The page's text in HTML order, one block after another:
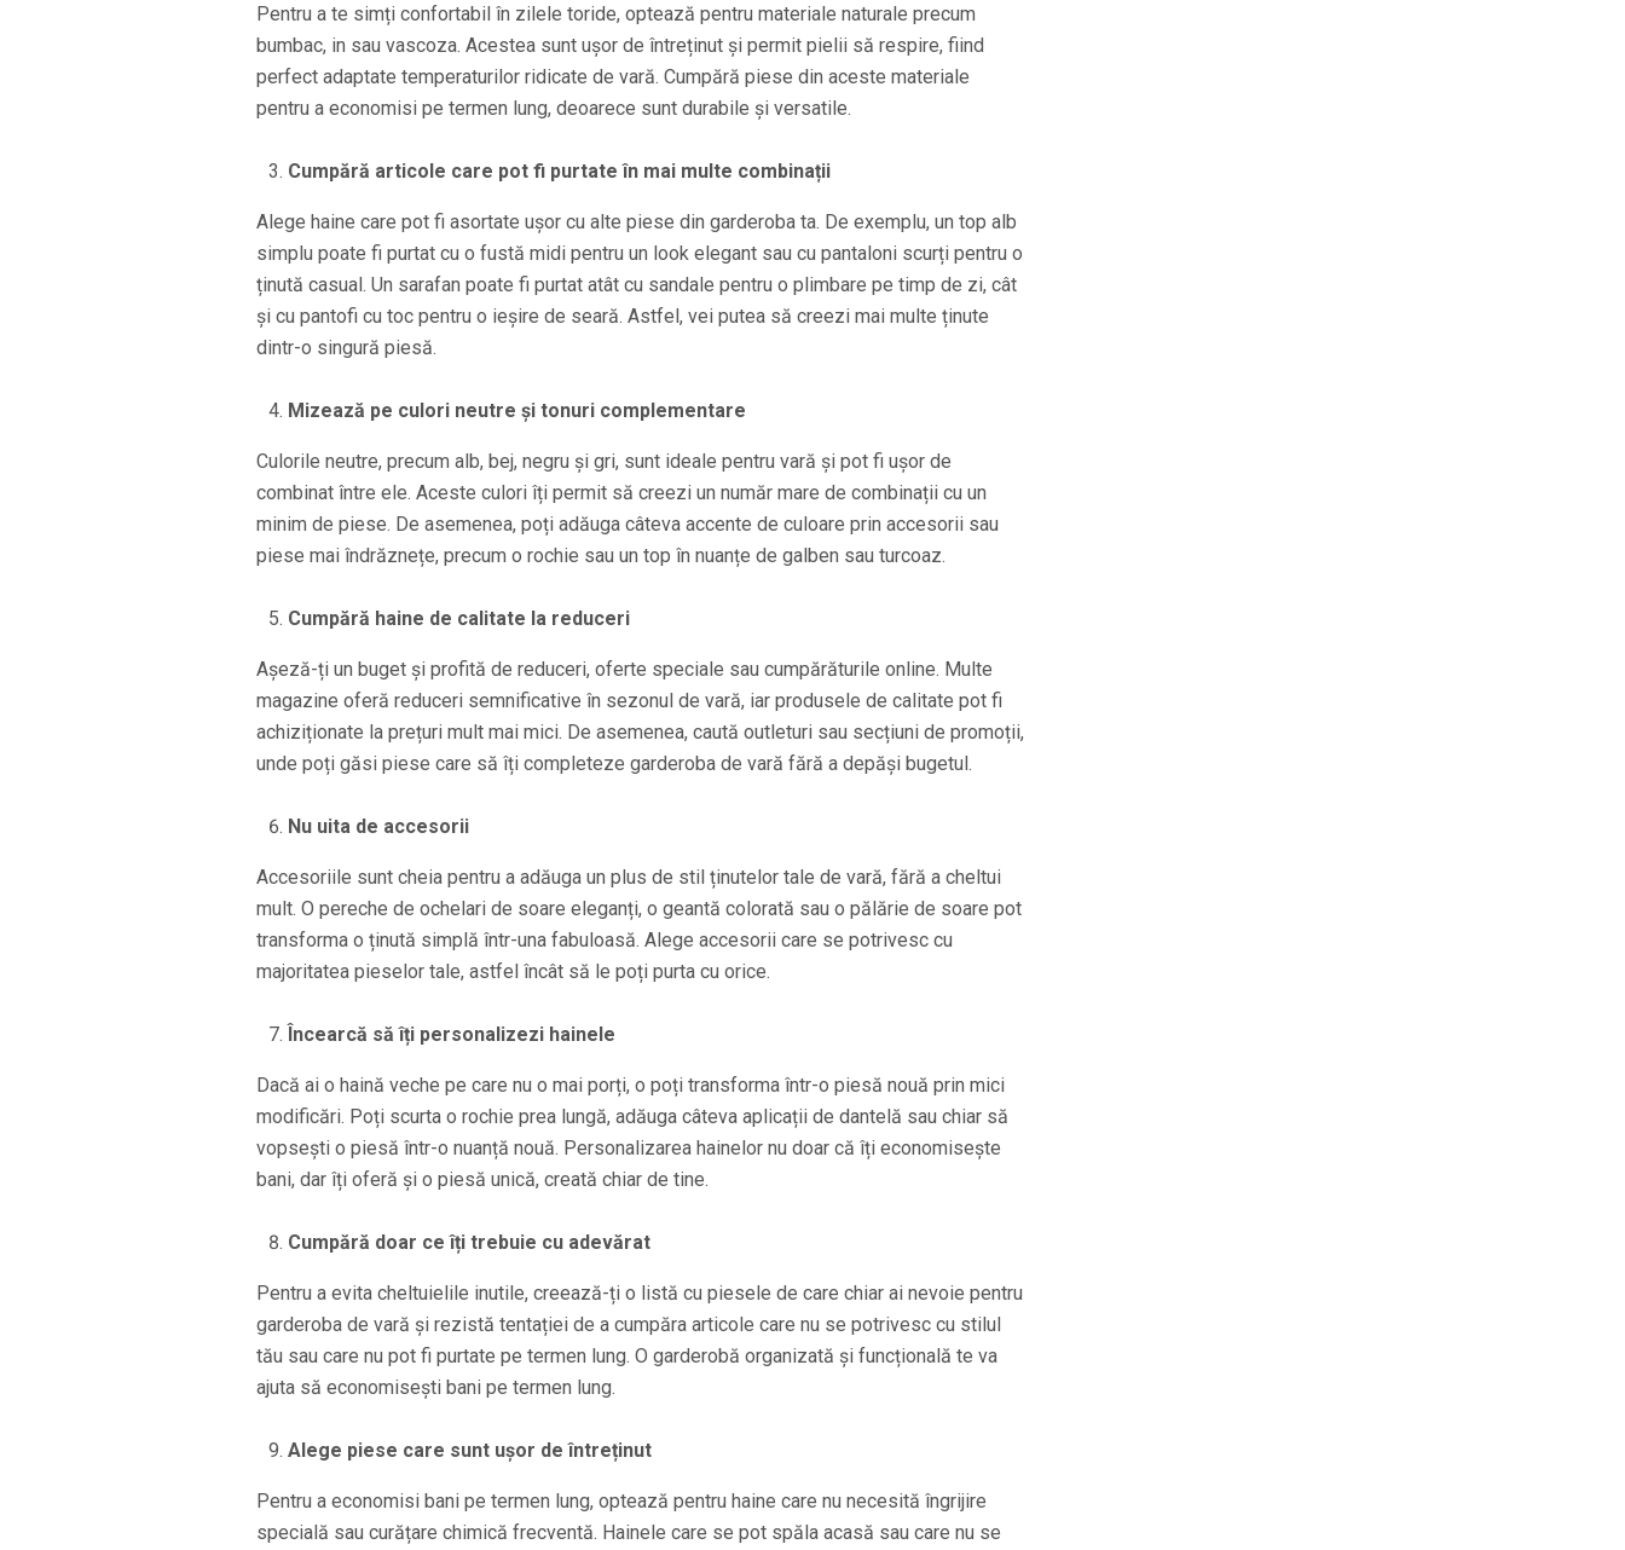
Pentru a te simți confortabil în zilele toride, optează pentru materiale naturale precum
bumbac, in sau vascoza. Acestea sunt ușor de întreținut și permit pielii să respire, fiind
perfect adaptate temperaturilor ridicate de vară. Cumpără piese din aceste materiale
pentru a economisi pe termen lung, deoarece sunt durabile și versatile.
Cumpără articole care pot fi purtate în mai multe combinații
Alege haine care pot fi asortate ușor cu alte piese din garderoba ta. De exemplu, un top alb
simplu poate fi purtat cu o fustă midi pentru un look elegant sau cu pantaloni scurți pentru o
ținută casual. Un sarafan poate fi purtat atât cu sandale pentru o plimbare pe timp de zi, cât
și cu pantofi cu toc pentru o ieșire de seară. Astfel, vei putea să creezi mai multe ținute
dintr-o singură piesă.
Mizează pe culori neutre și tonuri complementare
Culorile neutre, precum alb, bej, negru și gri, sunt ideale pentru vară și pot fi ușor de
combinat între ele. Aceste culori îți permit să creezi un număr mare de combinații cu un
minim de piese. De asemenea, poți adăuga câteva accente de culoare prin accesorii sau
piese mai îndrăznețe, precum o rochie sau un top în nuanțe de galben sau turcoaz.
Cumpără haine de calitate la reduceri
Așeză-ți un buget și profită de reduceri, oferte speciale sau cumpărăturile online. Multe
magazine oferă reduceri semnificative în sezonul de vară, iar produsele de calitate pot fi
achiziționate la prețuri mult mai mici. De asemenea, caută outleturi sau secțiuni de promoții,
unde poți găsi piese care să îți completeze garderoba de vară fără a depăși bugetul.
Nu uita de accesorii
Accesoriile sunt cheia pentru a adăuga un plus de stil ținutelor tale de vară, fără a cheltui
mult. O pereche de ochelari de soare eleganți, o geantă colorată sau o pălărie de soare pot
transforma o ținută simplă într-una fabuloasă. Alege accesorii care se potrivesc cu
majoritatea pieselor tale, astfel încât să le poți purta cu orice.
Încearcă să îți personalizezi hainele
Dacă ai o haină veche pe care nu o mai porți, o poți transforma într-o piesă nouă prin mici
modificări. Poți scurta o rochie prea lungă, adăuga câteva aplicații de dantelă sau chiar să
vopsești o piesă într-o nuanță nouă. Personalizarea hainelor nu doar că îți economisește
bani, dar îți oferă și o piesă unică, creată chiar de tine.
Cumpără doar ce îți trebuie cu adevărat
Pentru a evita cheltuielile inutile, creează-ți o listă cu piesele de care chiar ai nevoie pentru
garderoba de vară și rezistă tentației de a cumpăra articole care nu se potrivesc cu stilul
tău sau care nu pot fi purtate pe termen lung. O garderobă organizată și funcțională te va
ajuta să economisești bani pe termen lung.
Alege piese care sunt ușor de întreținut
Pentru a economisi bani pe termen lung, optează pentru haine care nu necesită îngrijire
specială sau curățare chimică frecventă. Hainele care se pot spăla acasă sau care nu se